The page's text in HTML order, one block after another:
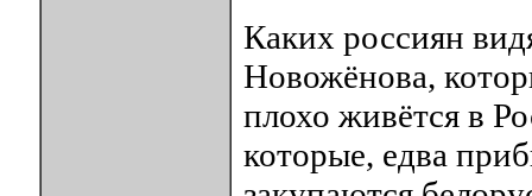
Каких россиян
Новожёнова,
плохо живётся в
которые, едва